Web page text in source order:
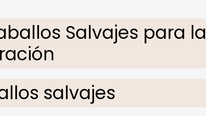
Salvajes para la
salvajes